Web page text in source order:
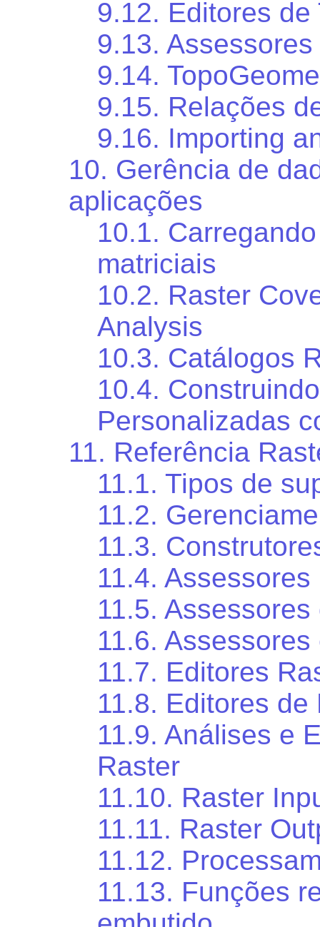
9.12. Editores de
9.13.
9.14.
9.15. Relações
9.16. Importing
10. Gerência de
aplicações
10.1.
matriciais
10.2. Raster
Analysis
10.3. Catálogos
10.4.
Personalizadas
11. Referência
11.1. Tipos de
11.2.
11.3.
11.4. Assessores
11.5.
11.6.
11.7. Editores
11.8. Editores
11.9. Análises e
Raster
11.10. Raster
11.11. Raster
11.12.
11.13. Funções